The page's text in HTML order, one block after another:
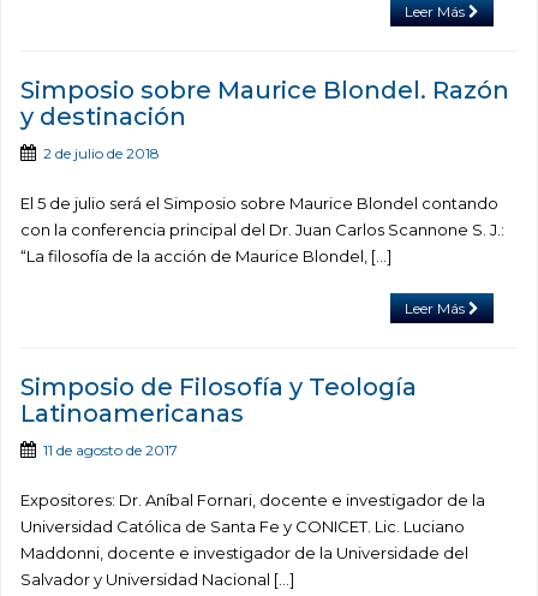
Leer Más
Simposio sobre Maurice Blondel. Razón
y destinación
2 de julio de 2018
El 5 de julio será el Simposio sobre Maurice Blondel contando
con la conferencia principal del Dr. Juan Carlos Scannone S. J.:
“La filosofía de la acción de Maurice Blondel, […]
Leer Más
Simposio de Filosofía y Teología
Latinoamericanas
11 de agosto de 2017
Expositores: Dr. Aníbal Fornari, docente e investigador de la
Universidad Católica de Santa Fe y CONICET. Lic. Luciano
Maddonni, docente e investigador de la Universidade del
Salvador y Universidad Nacional […]